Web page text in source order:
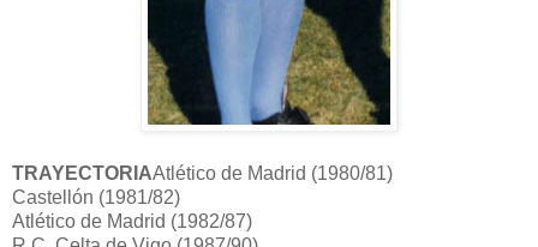
TRAYECTORIAAtlético de Madrid (1980/81)
Castellón (1981/82)
Atlético de Madrid (1982/87)